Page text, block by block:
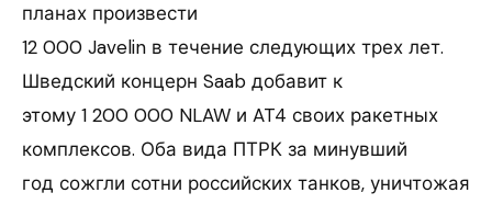
планах произвести
12 000 Javelin в течение следующих трех лет.
Шведский концерн Saab добавит к
этому 1 200 000 NLAW и AT4 своих ракетных
комплексов. Оба вида ПТРК за минувший
год сожгли сотни российских танков, уничтожая